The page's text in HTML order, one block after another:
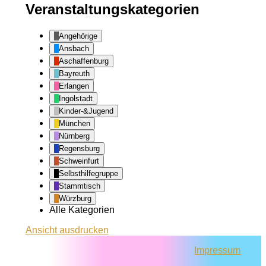
Veranstaltungskategorien
Angehörige
Ansbach
Aschaffenburg
Bayreuth
Erlangen
Ingolstadt
Kinder-&Jugend
München
Nürnberg
Regensburg
Schweinfurt
Selbsthilfegruppe
Stammtisch
Würzburg
Alle Kategorien
Ansichtausdrucken
Impressum